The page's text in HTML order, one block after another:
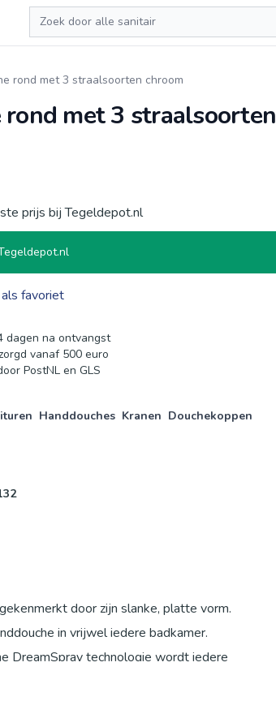
Zoeken
rond met 3 straalsoorten chroom
rond met 3 straalsoorten
prijs bij Tegeldepot.nl
favoriet
dagen na ontvangst
vanaf 500 euro
PostNL en GLS
Handdouches Kranen Douchekoppen
door zijn slanke, platte vorm.
in vrijwel iedere badkamer.
DreamSpray technologie wordt iedere
duurzame Grohe StarLight chroomlaag.